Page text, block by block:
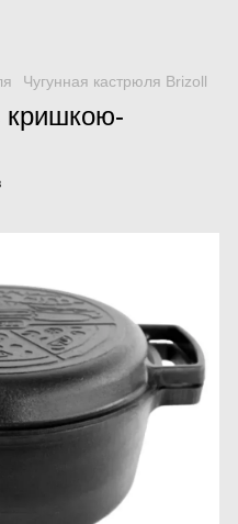
Чугунная кастрюля Brizoll
кришкою-